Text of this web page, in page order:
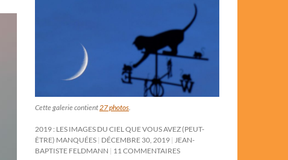
Cette galerie contient27 photos.
2019 : LES IMAGES DU CIEL QUE VOUS AVEZ (PEUT-
ÊTRE) MANQUÉES DÉCEMBRE 30, 2019 JEAN-
BAPTISTE FELDMANN
11 COMMENTAIRES